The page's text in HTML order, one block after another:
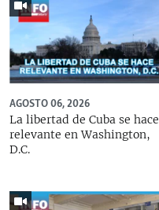
AGOSTO 06, 2026
La libertad de Cuba se hace
relevante en Washington,
D.C.